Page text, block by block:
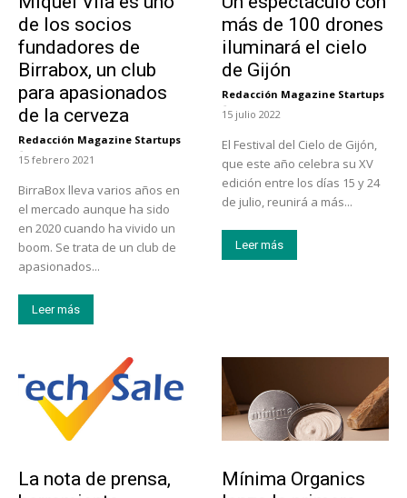
de los socios
fundadores de
Birrabox, un club
para apasionados
de la cerveza
Redacción Magazine Startups
-
15 febrero 2021
BirraBox lleva varios años en
el mercado aunque ha sido
en 2020 cuando ha vivido un
boom. Se trata de un club de
apasionados...
Leer más
más de 100 drones
iluminará el cielo
de Gijón
Redacción Magazine Startups
-
15 julio 2022
El Festival del Cielo de Gijón,
que este año celebra su XV
edición entre los días 15 y 24
de julio, reunirá a más...
Leer más
La nota de prensa,
Mínima Organics